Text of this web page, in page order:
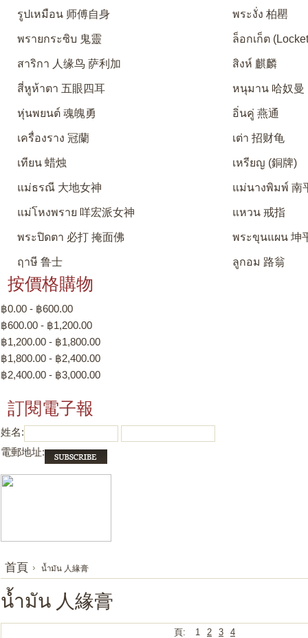
รูปเหมือน 师傅自身 พระงั่ง 柏罌
พรายกระซิบ 鬼靈 ล็อกเก็ต
สาริกา 人缘鸟 萨利加 สิงห์ 麒麟
สี่หูห้าตา 五眼四耳 หนุมาน 哈奴曼
หุ่นพยนต์ 魂魄勇 อิ่นคู่ 燕通
เครื่องราง 冠蘭 เต่า 招财龟
เทียน 蜡烛 เหรียญ (銅牌)
แม่ธรณี 大地女神 แม่นางพิมพ์ 南
แม่โหงพราย 咩宏派女神 แหวน 戒指
พระปิดตา 必打 掩面佛 พระขุนแผน 坤
ฤาษี 鲁士 ลูกอม 路翁
按價格購物
฿0.00 - ฿600.00
฿600.00 - ฿1,200.00
฿1,200.00 - ฿1,800.00
฿1,800.00 - ฿2,400.00
฿2,400.00 - ฿3,000.00
訂閱電子報
姓名:
電郵地址:
首頁 น้ำมัน 人緣膏
น้ำมัน 人緣膏
頁: 1 2 3 4